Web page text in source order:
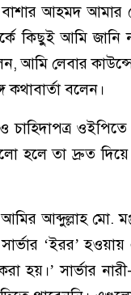
আহমদ আমার
কিছুই আমি
আমি লেবার
বলেন।
ওইপিতে
হলে তা দ্রুত
আমির আব্দুল্লাহ মো.
‘ইরর’ হওয়ায়
হয়।’ সার্ভার